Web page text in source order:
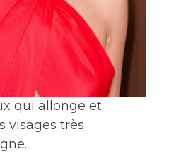
qui allonge et
visages très